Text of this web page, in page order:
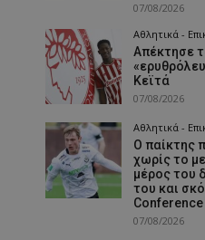
07/08/2026
Αθλητικά -
Απέκτησε
Κεϊτά
07/08/2026
Αθλητικά -
Ο παίκτης
χωρίς το
μέρος του
του και
Conference
07/08/2026